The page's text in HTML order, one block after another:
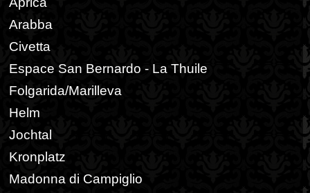
Arabba
Civetta
Espace San Bernardo - La Thuile
Folgarida/Marilleva
Helm
Jochtal
Kronplatz
Madonna di Campiglio